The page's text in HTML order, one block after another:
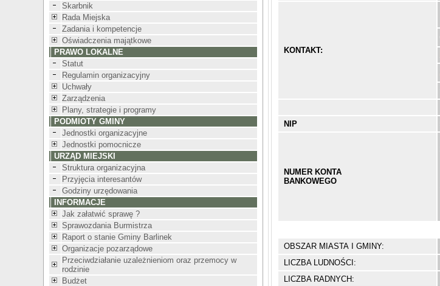
Skarbnik
Rada Miejska
Zadania i kompetencje
Oświadczenia majątkowe
PRAWO LOKALNE
Statut
Regulamin organizacyjny
Uchwały
Zarządzenia
Plany, strategie i programy
PODMIOTY GMINY
Jednostki organizacyjne
Jednostki pomocnicze
URZĄD MIEJSKI
Struktura organizacyjna
Przyjęcia interesantów
Godziny urzędowania
INFORMACJE
Jak załatwić sprawę ?
Sprawozdania Burmistrza
Raport o stanie Gminy Barlinek
Organizacje pozarządowe
Przeciwdziałanie uzależnieniom oraz przemocy w
rodzinie
Budżet
KONTAKT:
NIP
NUMER KONTA
BANKOWEGO
OBSZAR MIASTA I GMINY:
LICZBA LUDNOŚCI:
LICZBA RADNYCH: